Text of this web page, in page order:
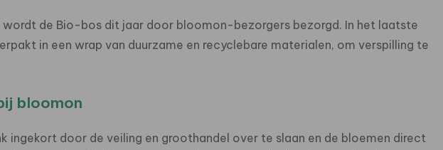
wordt de Bio-bos dit jaar door bloomon-bezorgers bezorgd. In het laatste
in een wrap van duurzame en recyclebare materialen, om verspilling te
bloomon
ingekort door de veiling en groothandel over te slaan en de bloemen direct